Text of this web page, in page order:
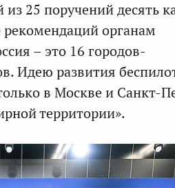
25 поручений десять
рекомендаций органам
– это 16 городов-
Идею развития
в Москве и Санкт-
территории».